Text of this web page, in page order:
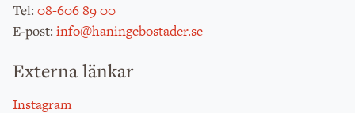
Tel: 08-606 89 00
E-post: info@haningebostader.se
Externa länkar
Instagram